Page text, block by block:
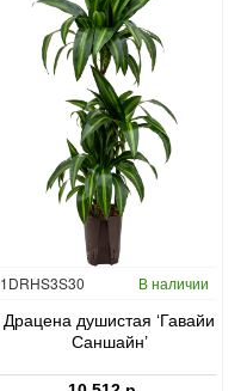
Гидропоника
1DRHS3S30 В наличии
Драцена душистая ‘Гавайи
Саншайн’